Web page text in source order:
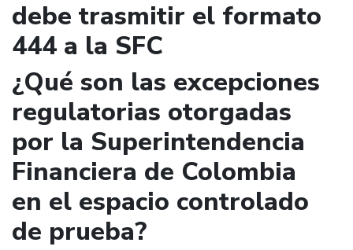
debe trasmitir el formato
444 a la SFC
¿Qué son las excepciones
regulatorias otorgadas
por la Superintendencia
Financiera de Colombia
en el espacio controlado
de prueba?